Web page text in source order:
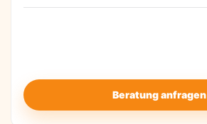
Beratung anfragen